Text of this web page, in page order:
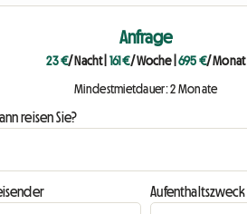
Anfrage
23 €/ Nacht| 161 €/ Woche|695 €/ Monat
Mindestmietdauer: 2 Monate
reisen Sie?
Aufenthaltszweck